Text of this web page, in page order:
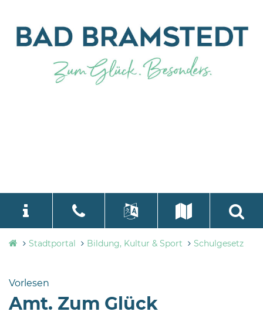
Stadtverwaltung
Bramstedt
19
language
Select Language
Stadtportal Bildung, Kultur & Sport Schulgesetz
Vorlesen
Amt. Zum Glück